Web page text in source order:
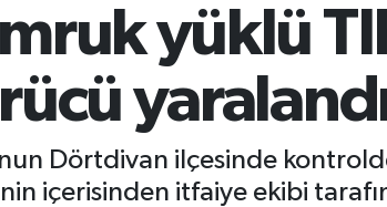
yüklü
Dörtdivan ilçesinde
içerisinden itfaiye ekibi